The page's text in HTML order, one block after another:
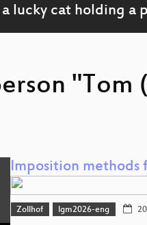
Imposition methods
Zollhof lgm2026-eng